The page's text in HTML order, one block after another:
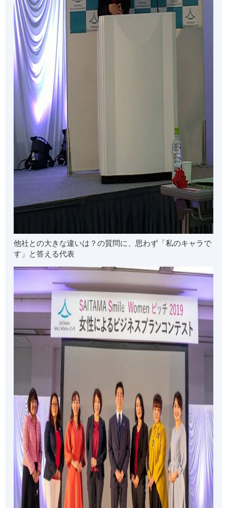
他社との大きな違いは？の質問に、思わず「私のキャラで
す」と答える代表